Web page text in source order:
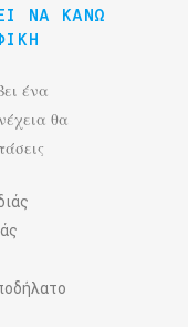
ΝΑ ΚΆΝΩ
ένα
θα